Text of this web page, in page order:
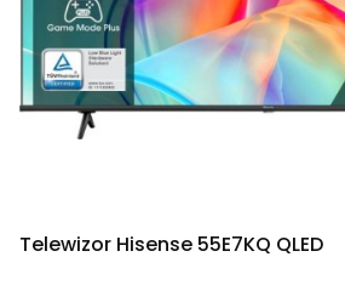
Telewizor Hisense 55E7KQ QLED